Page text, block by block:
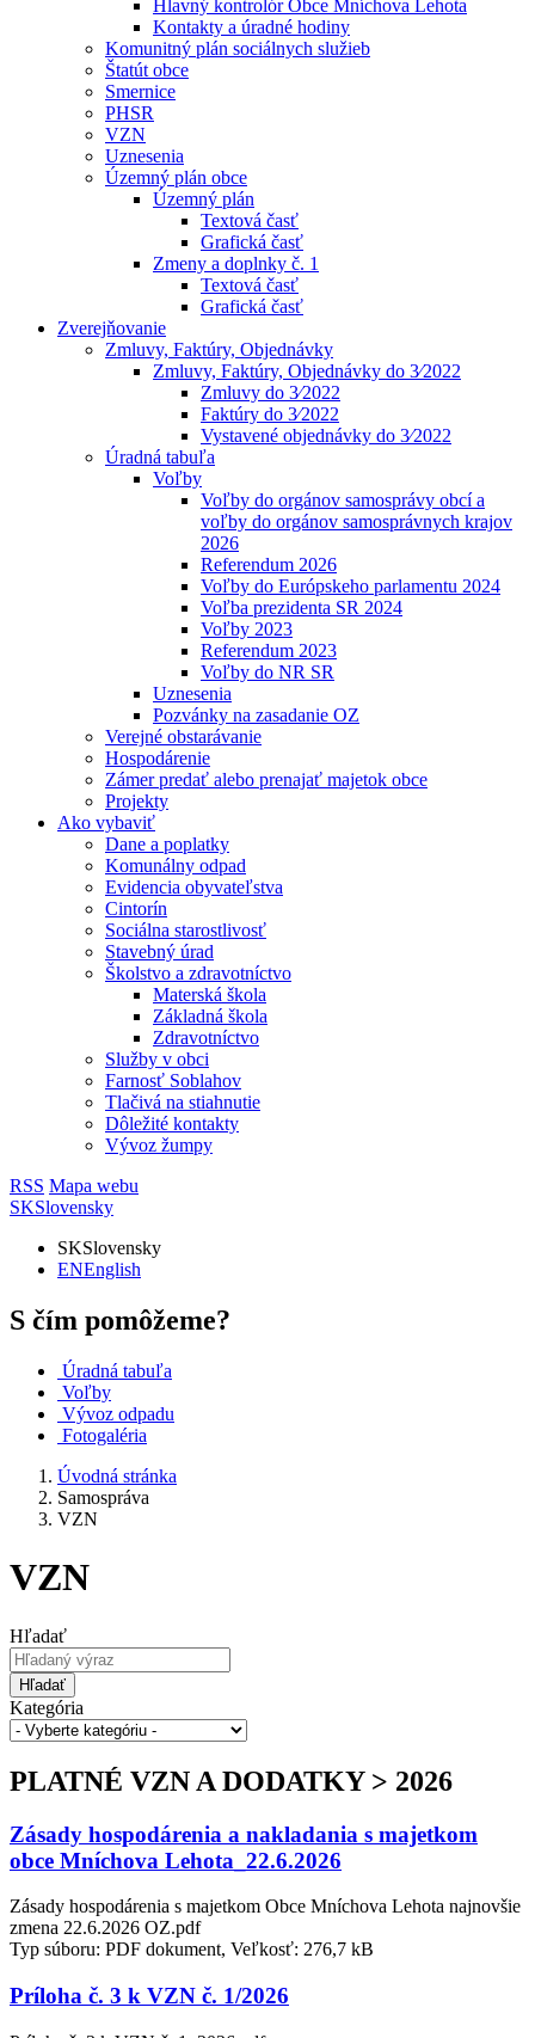
Hlavný kontrolór Obce Mníchova Lehota
Kontakty a úradné hodiny
Komunitný plán sociálnych služieb
Štatút obce
Smernice
PHSR
VZN
Uznesenia
Územný plán obce
Územný plán
Textová časť
Grafická časť
Zmeny a doplnky č. 1
Textová časť
Grafická časť
Zverejňovanie
Zmluvy, Faktúry, Objednávky
Zmluvy, Faktúry, Objednávky do 3⁄2022
Zmluvy do 3⁄2022
Faktúry do 3⁄2022
Vystavené objednávky do 3⁄2022
Úradná tabuľa
Voľby
Voľby do orgánov samosprávy obcí a
voľby do orgánov samosprávnych krajov
2026
Referendum 2026
Voľby do Európskeho parlamentu 2024
Voľba prezidenta SR 2024
Voľby 2023
Referendum 2023
Voľby do NR SR
Uznesenia
Pozvánky na zasadanie OZ
Verejné obstarávanie
Hospodárenie
Zámer predať alebo prenajať majetok obce
Projekty
Ako vybaviť
Dane a poplatky
Komunálny odpad
Evidencia obyvateľstva
Cintorín
Sociálna starostlivosť
Stavebný úrad
Školstvo a zdravotníctvo
Materská škola
Základná škola
Zdravotníctvo
Služby v obci
Farnosť Soblahov
Tlačivá na stiahnutie
Dôležité kontakty
Vývoz žumpy
RSS Mapa webu
SKSlovensky
SKSlovensky
ENEnglish
S čím pomôžeme?
Úradná tabuľa
Voľby
Vývoz odpadu
Fotogaléria
Úvodná stránka
Samospráva
VZN
VZN
Hľadať
Hľadať
Kategória
PLATNÉ VZN A DODATKY > 2026
Zásady hospodárenia a nakladania s majetkom
obce Mníchova Lehota_22.6.2026
Zásady hospodárenia s majetkom Obce Mníchova Lehota najnovšie
zmena 22.6.2026 OZ.pdf
Typ súboru: PDF dokument, Veľkosť: 276,7 kB
Príloha č. 3 k VZN č. 1/2026